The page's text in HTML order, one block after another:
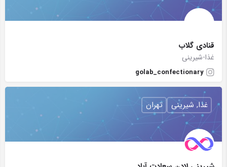
قنادی گلاب
غذا-شیرینی
golab_confectionary
غذا, شیرینی تهران